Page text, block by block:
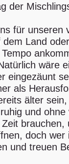
der
für unseren
dem Land
wäre
eingezäunt
als
älter
und
doch
und treuen